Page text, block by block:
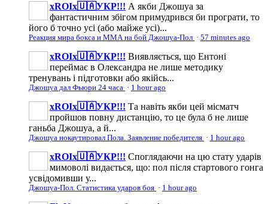
xROIx🇺🇦УКР!!! А якби Джошуа за
фантастичним збігом примудрився би програти, то
його б точно усі (або майже усі)...
Реакция мира бокса и ММА на бой Джошуа-Пол · 57 minutes ago
xROIx🇺🇦УКР!!! Виявляється, що Ентоні
переймає в Олександра не лише методику
тренувань і підготовки або якійсь...
Джошуа дал Фьюри 24 часа · 1 hour ago
xROIx🇺🇦УКР!!! Та навіть якби цей місматч
пройшов повну дистанцію, то це була б не лише
ганьба Джошуа, а й...
Джошуа нокаутировал Пола. Заявление победителя · 1 hour ago
xROIx🇺🇦УКР!!! Споглядаючи на цю стату ударів
мимоволі видається, що: пол після стартового гонга
усвідомивши у...
Джошуа-Пол. Статистика ударов боя · 1 hour ago